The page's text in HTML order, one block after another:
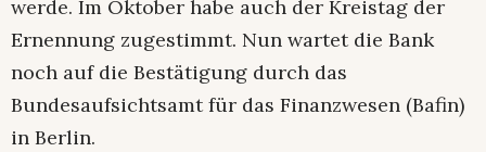
werde. Im Oktober habe auch der Kreistag der
Ernennung zugestimmt. Nun wartet die Bank
noch auf die Bestätigung durch das
Bundesaufsichtsamt für das Finanzwesen (Bafin)
in Berlin.